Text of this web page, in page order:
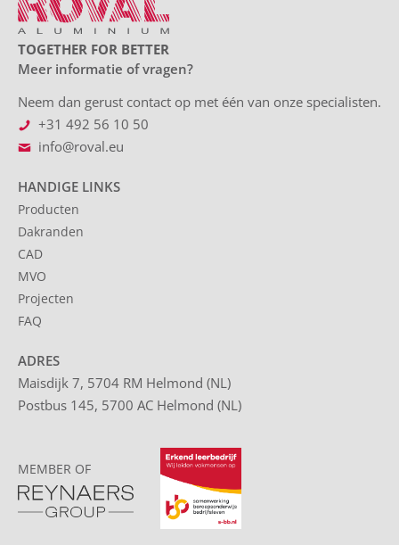
TOGETHER FOR BETTER
Meer informatie of vragen?
Neem dan gerust contact op met één van onze specialisten.
+31 492 56 10 50
info@roval.eu
HANDIGE LINKS
Producten
Dakranden
CAD
MVO
Projecten
FAQ
ADRES
Maisdijk 7, 5704 RM Helmond (NL)
Postbus 145, 5700 AC Helmond (NL)
MEMBER OF